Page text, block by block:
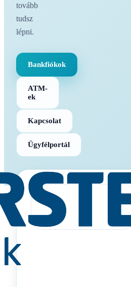
tovább
tudsz
lépni.
Bankfiókok
ATM-
ek
Kapcsolat
Ügyfélportál